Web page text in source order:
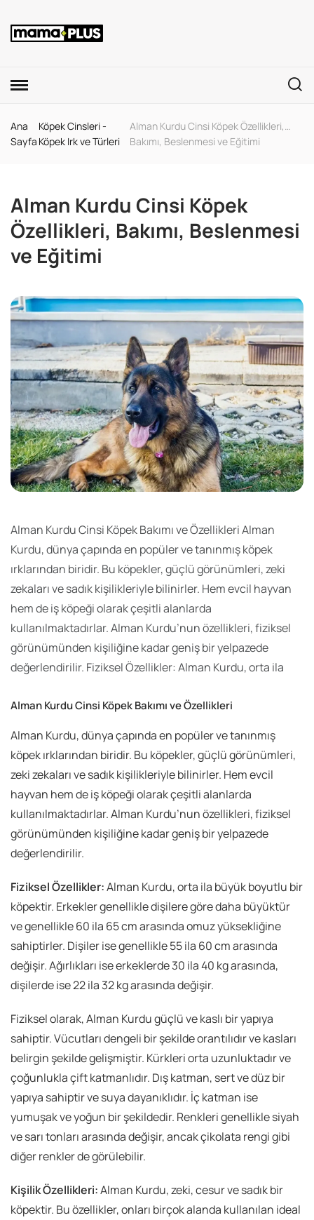
Ana
Sayfa
Köpek Cinsleri -
Köpek Irk ve Türleri
Alman Kurdu Cinsi Köpek Özellikleri,
Bakımı, Beslenmesi ve Eğitimi
Alman Kurdu Cinsi Köpek
Özellikleri, Bakımı, Beslenmesi
ve Eğitimi
Alman Kurdu Cinsi Köpek Bakımı ve Özellikleri Alman
Kurdu, dünya çapında en popüler ve tanınmış köpek
ırklarından biridir. Bu köpekler, güçlü görünümleri, zeki
zekaları ve sadık kişilikleriyle bilinirler. Hem evcil hayvan
hem de iş köpeği olarak çeşitli alanlarda
kullanılmaktadırlar. Alman Kurdu’nun özellikleri, fiziksel
görünümünden kişiliğine kadar geniş bir yelpazede
değerlendirilir. Fiziksel Özellikler: Alman Kurdu, orta ila
Alman Kurdu Cinsi Köpek Bakımı ve Özellikleri
Alman Kurdu, dünya çapında en popüler ve tanınmış
köpek ırklarından biridir. Bu köpekler, güçlü görünümleri,
zeki zekaları ve sadık kişilikleriyle bilinirler. Hem evcil
hayvan hem de iş köpeği olarak çeşitli alanlarda
kullanılmaktadırlar. Alman Kurdu’nun özellikleri, fiziksel
görünümünden kişiliğine kadar geniş bir yelpazede
değerlendirilir.
Fiziksel Özellikler:Alman Kurdu, orta ila büyük boyutlu bir
köpektir. Erkekler genellikle dişilere göre daha büyüktür
ve genellikle 60 ila 65 cm arasında omuz yüksekliğine
sahiptirler. Dişiler ise genellikle 55 ila 60 cm arasında
değişir. Ağırlıkları ise erkeklerde 30 ila 40 kg arasında,
dişilerde ise 22 ila 32 kg arasında değişir.
Fiziksel olarak, Alman Kurdu güçlü ve kaslı bir yapıya
sahiptir. Vücutları dengeli bir şekilde orantılıdır ve kasları
belirgin şekilde gelişmiştir. Kürkleri orta uzunluktadır ve
çoğunlukla çift katmanlıdır. Dış katman, sert ve düz bir
yapıya sahiptir ve suya dayanıklıdır. İç katman ise
yumuşak ve yoğun bir şekildedir. Renkleri genellikle siyah
ve sarı tonları arasında değişir, ancak çikolata rengi gibi
diğer renkler de görülebilir.
Kişilik Özellikleri:Alman Kurdu, zeki, cesur ve sadık bir
köpektir. Bu özellikler, onları birçok alanda kullanılan ideal